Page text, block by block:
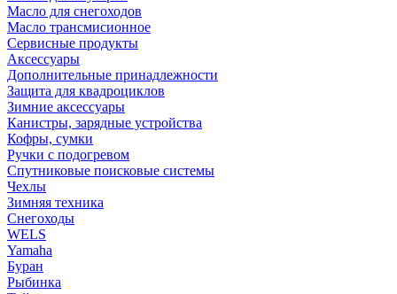
Масло для снегоходов
Масло трансмисионное
Сервисные продукты
Аксессуары
Дополнительные принадлежности
Защита для квадроциклов
Зимние аксессуары
Канистры, зарядные устройства
Кофры, сумки
Ручки с подогревом
Спутниковые поисковые системы
Чехлы
Зимняя техника
Снегоходы
WELS
Yamaha
Буран
Рыбинка